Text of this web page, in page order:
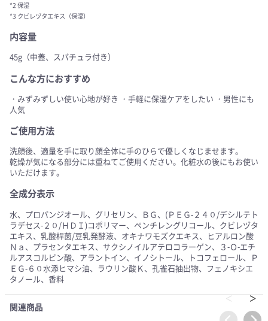
*2 保湿
*3 クビレヅタエキス（保湿）
内容量
45g（中蓋、スパチュラ付き）
こんな方におすすめ
・みずみずしい使い心地が好き ・手軽に保湿ケアをしたい ・男性にも
人気
ご使用方法
洗顔後、適量を手に取り顔全体に手のひらで優しくなじませます。
乾燥が気になる部分には重ねてご使用ください。化粧水の後にもお使い
いただけます。
全成分表示
水、プロパンジオール、グリセリン、ＢＧ、(ＰＥＧ-２４０/デシルテト
ラデセス-２０/ＨＤＩ)コポリマー、ペンチレングリコール、クビレヅタ
エキス、乳酸桿菌/豆乳発酵液、オキナワモズクエキス、ヒアルロン酸
Ｎａ、プラセンタエキス、サクシノイルアテロコラーゲン、３-Ｏ-エチ
ルアスコルビン酸、アラントイン、イノシトール、トコフェロール、Ｐ
ＥＧ-６０水添ヒマシ油、ラウリン酸Ｋ、孔雀石抽出物、フェノキシエ
タノール、香料
関連商品